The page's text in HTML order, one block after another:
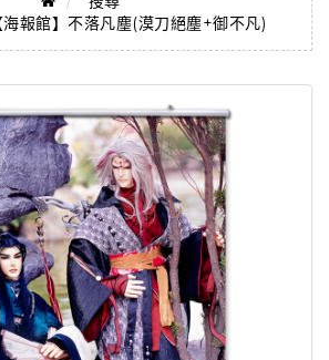
海報館】不落凡塵(漠刀絕塵+御不凡)